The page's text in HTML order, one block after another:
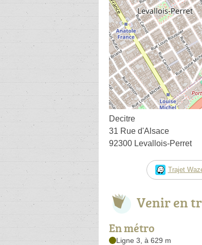
Decitre
31 Rue d'Alsace
92300 Levallois-Perret
Trajet
Venir en
En métro
Ligne 3, à 629 m